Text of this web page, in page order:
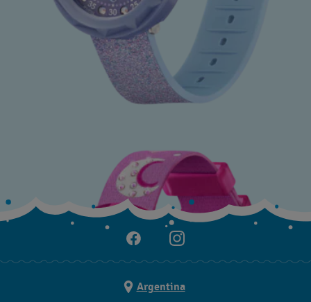
Argentina